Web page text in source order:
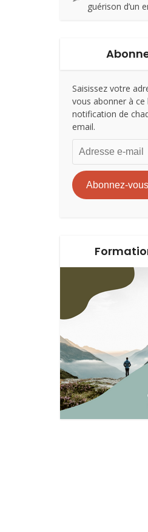
guérison d’un
Saisissez votre
vous abonner à
notification de
email.
Adresse
e-
mail
Abonnez-vous